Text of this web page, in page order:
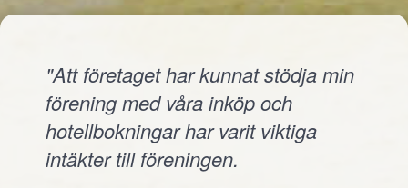
"Att företaget har kunnat stödja min
förening med våra inköp och
hotellbokningar har varit viktiga
intäkter till föreningen.